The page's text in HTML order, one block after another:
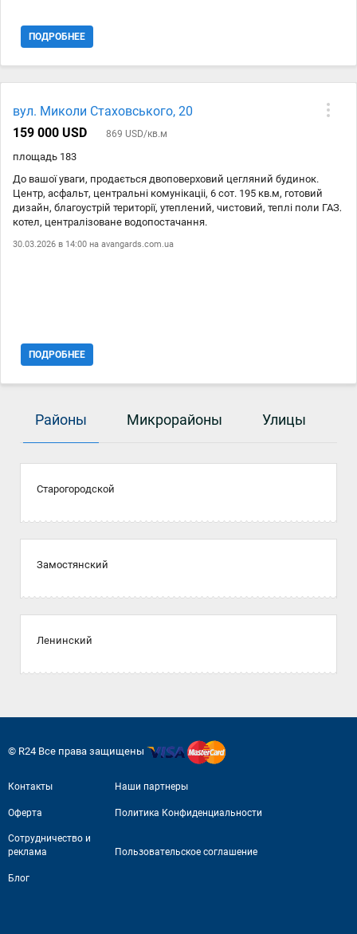
ПОДРОБНЕЕ
вул. Миколи Стаховського, 20
159 000 USD
869 USD/кв.м
площадь 183
До вашої уваги, продається двоповерховий цегляний будинок.
Центр, асфальт, центральні комунікаціі, 6 сот. 195 кв.м, готовий
дизайн, благоустрій території, утеплений, чистовий, теплі поли ГАЗ,
котел, централізоване водопостачання.
30.03.2026 в 14:00 на avangards.com.ua
ПОДРОБНЕЕ
Районы Микрорайоны Улицы
Старогородской
Замостянский
Ленинский
© R24 Все права защищены
Контакты Наши партнеры
Оферта Политика Конфиденциальности
Сотрудничество и
реклама
Пользовательское соглашение
Блог